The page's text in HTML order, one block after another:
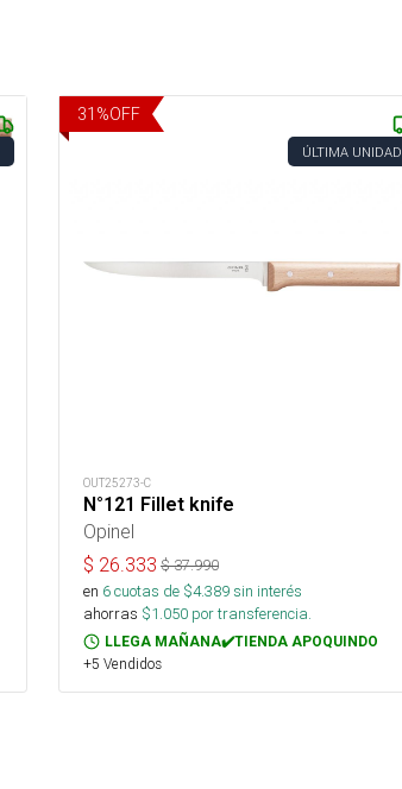
31 %OFF
ÚLTIMA UNIDAD
OUT25273-C
N°121 Fillet knife
Opinel
$ 26.333 $37.990
en 6cuotas de $4.389sin interés
ahorras $1.050 por transferencia.
LLEGA MAÑANA✔️TIENDA APOQUINDO
+5 Vendidos